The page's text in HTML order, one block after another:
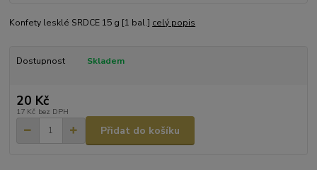
Konfety lesklé SRDCE 15 g [1 bal.] celý popis
Dostupnost Skladem
20 Kč
17 Kč bez DPH
Přidat do košíku